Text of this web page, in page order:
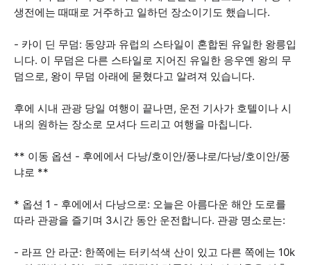
생전에는 때때로 거주하고 일하던 장소이기도 했습니다.
- 카이 딘 무덤: 동양과 유럽의 스타일이 혼합된 유일한 왕릉입
니다. 이 무덤은 다른 스타일로 지어진 유일한 응우옌 왕의 무
덤으로, 왕이 무덤 아래에 묻혔다고 알려져 있습니다.
후에 시내 관광 당일 여행이 끝나면, 운전 기사가 호텔이나 시
내의 원하는 장소로 모셔다 드리고 여행을 마칩니다.
** 이동 옵션 - 후에에서 다낭/호이안/풍냐로/다낭/호이안/풍
냐로 **
* 옵션 1 - 후에에서 다낭으로: 오늘은 아름다운 해안 도로를
따라 관광을 즐기며 3시간 동안 운전합니다. 관광 명소로는:
- 라프 안 라군: 한쪽에는 터키석색 산이 있고 다른 쪽에는 10k